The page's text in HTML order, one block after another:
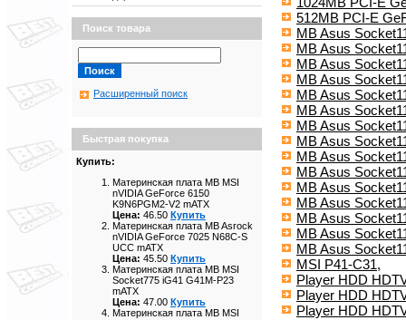
Поиск товара
Расширенный поиск
Быстрая покупка
Купить:
Материнская плата MB MSI
nVIDIA GeForce 6150
K9N6PGM2-V2 mATX
Цена: 46.50 Купить
Материнская плата MB Asrock
nVIDIA GeForce 7025 N68C-S
UCC mATX
Цена: 45.50 Купить
Материнская плата MB MSI
Socket775 iG41 G41M-P23
mATX
Цена: 47.00 Купить
Материнская плата MB MSI
512MB PCI-E
MB Asus
MB Asus
MB Asus
MB Asus
MB Asus
MB Asus
MB Asus
MB Asus
MB Asus
MB Asus
MB Asus
MB Asus
MB Asus
MB Asus
MB Asus
MSI P41-C31,
Player HDD
Player HDD
Player HDD